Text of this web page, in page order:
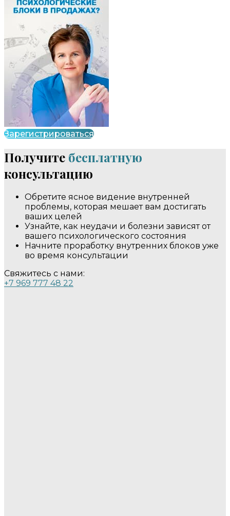
Зарегистрироваться
Получите бесплатную
консультацию
Обретите ясное видение внутренней
проблемы, которая мешает вам достигать
ваших целей
Узнайте, как неудачи и болезни зависят от
вашего психологического состояния
Начните проработку внутренних блоков уже
во время консультации
Свяжитесь с нами:
+7 969 777 48 22